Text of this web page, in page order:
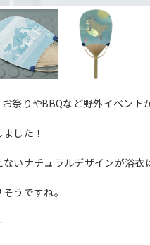
祭りやBBQなど野外イベント
した！
いナチュラルデザインが浴
うですね。